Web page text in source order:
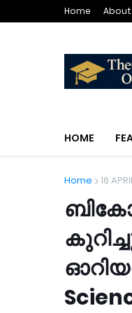
Home About
HOME
Home 16